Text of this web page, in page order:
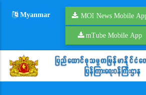
Myanmar MOI News Mobile
mTube Mobile App